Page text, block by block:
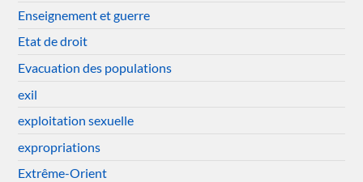
Enseignement et guerre
Etat de droit
Evacuation des populations
exil
exploitation sexuelle
expropriations
Extrême-Orient